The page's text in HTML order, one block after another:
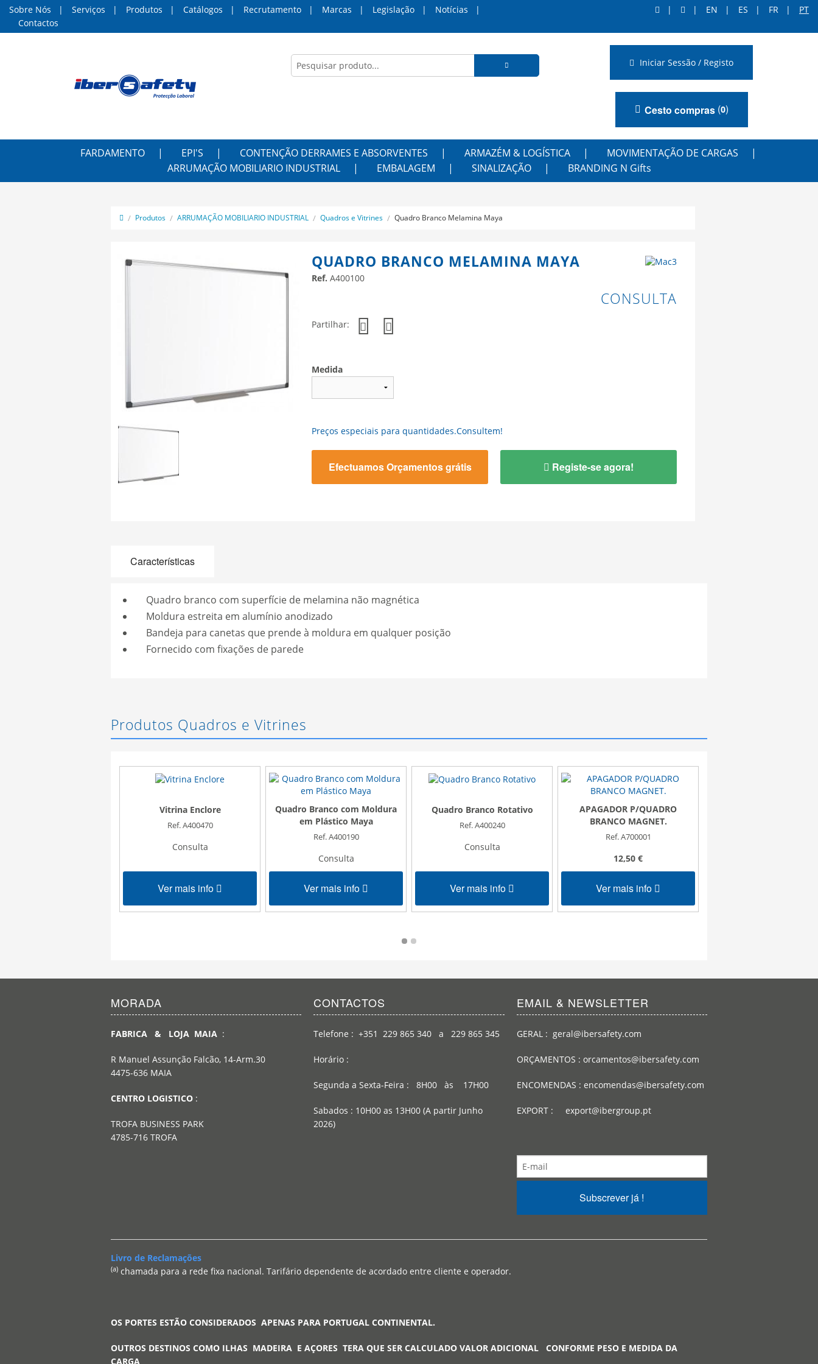
Sobre Nós Serviços Produtos Catálogos Recrutamento Marcas Legislação
Notícias
Contactos
EN ES FR PT
Iniciar Sessão / Registo
Cesto compras(0)
FARDAMENTO EPI'S CONTENÇÃO DERRAMES E ABSORVENTES ARMAZÉM & LOGÍSTICA
MOVIMENTAÇÃO DE CARGAS
ARRUMAÇÃO MOBILIARIO INDUSTRIAL
EMBALAGEM SINALIZAÇÃO BRANDING N Gifts
Produtos ARRUMAÇÃO MOBILIARIO INDUSTRIAL Quadros e Vitrines Quadro Branco Melamina Maya
QUADRO BRANCO MELAMINA MAYA
Ref. A400100
CONSULTA
Partilhar:
Medida
Preços especiais para quantidades.Consultem!
Efectuamos Orçamentos grátis Registe-se agora!
Características
Quadro branco com superfície de melamina não magnética
Moldura estreita em alumínio anodizado
Bandeja para canetas que prende à moldura em qualquer posição
Fornecido com fixações de parede
Produtos Quadros e Vitrines
Vitrina Enclore
Ref. A400470
Consulta
Ver mais info
Quadro Branco com Moldura
em Plástico Maya
Ref. A400190
Consulta
Ver mais info
Quadro Branco Rotativo
Ref. A400240
Consulta
Ver mais info
APAGADOR P/QUADRO
BRANCO MAGNET.
Ref. A700001
12,50 €
Ver mais info
MORADA
FABRICA & LOJA MAIA :
R Manuel Assunção Falcão, 14-Arm.30
4475-636 MAIA
CENTRO LOGISTICO :
TROFA BUSINESS PARK
4785-716 TROFA
CONTACTOS
Telefone : +351 229 865 340 a 229 865 345
Horário :
Segunda a Sexta-Feira : 8H00 às 17H00
Sabados : 10H00 as 13H00 (A partir Junho
2026)
EMAIL & NEWSLETTER
GERAL : geral@ibersafety.com
ORÇAMENTOS : orcamentos@ibersafety.com
ENCOMENDAS : encomendas@ibersafety.com
EXPORT : export@ibergroup.pt
Subscrever já !
Livro de Reclamações
(a) chamada para a rede fixa nacional. Tarifário dependente de acordado entre cliente e operador.
OS PORTES ESTÃO CONSIDERADOS APENAS PARA PORTUGAL CONTINENTAL.
OUTROS DESTINOS COMO ILHAS MADEIRA E AÇORES TERA QUE SER CALCULADO VALOR ADICIONAL CONFORME PESO E MEDIDA DA
CARGA